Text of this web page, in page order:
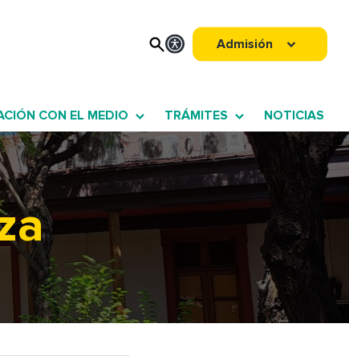
Admisión
CON EL MEDIO TRÁMITES NOTICIAS